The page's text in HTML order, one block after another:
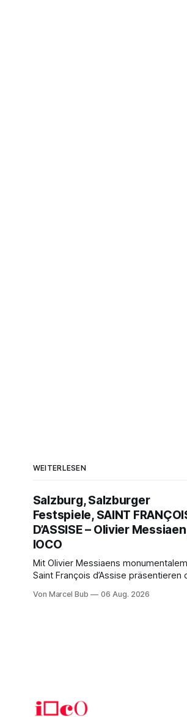
WEITERLESEN
Salzburg, Salzburger
Festspiele, SAINT
D’ASSISE – Olivier
IOCO
Mit Olivier Messiaens monumentalem
Saint François d’Assise präsentieren
außergewöhnlichen Opernabend.
Von Marcel Bub 06 Aug. 2026